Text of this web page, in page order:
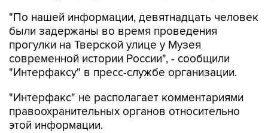
"По нашей информации, девятнадцать человек
были задержаны во время проведения
прогулки на Тверской улице у Музея
современной истории России", - сообщили
"Интерфаксу" в пресс-службе организации.
"Интерфакс" не располагает комментариями
правоохранительных органов относительно
этой информации.